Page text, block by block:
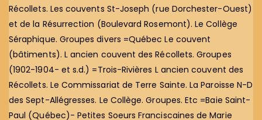
Récollets. Les couvents St-Joseph (rue Dorchester-Ouest)
et de la Résurrection (Boulevard Rosemont). Le Collège
Séraphique. Groupes divers =Québec Le couvent
(bâtiments). L ancien couvent des Récollets. Groupes
(1902-1904- et s.d.) =Trois-Rivières L ancien couvent des
Récollets. Le Commissariat de Terre Sainte. La Paroisse N-D
des Sept-Allégresses. Le Collège. Groupes. Etc =Baie Saint-
Paul (Québec)- Petites Soeurs Franciscaines de Marie